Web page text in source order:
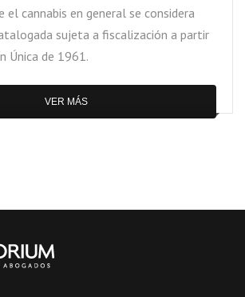
el cannabis en general se considera
sujeta a fiscalización a partir
Única de 1961.
VER MÁS